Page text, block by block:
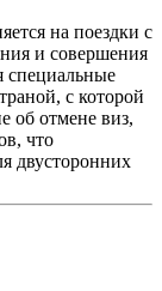
на поездки с
и совершения
специальные
с которой
об отмене виз,
что
двусторонних